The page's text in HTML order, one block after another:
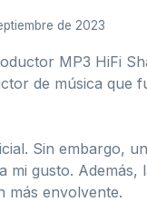
de 2023
MP3 HiFi
de música que
Sin embargo,
gusto. Además,
más envolvente.